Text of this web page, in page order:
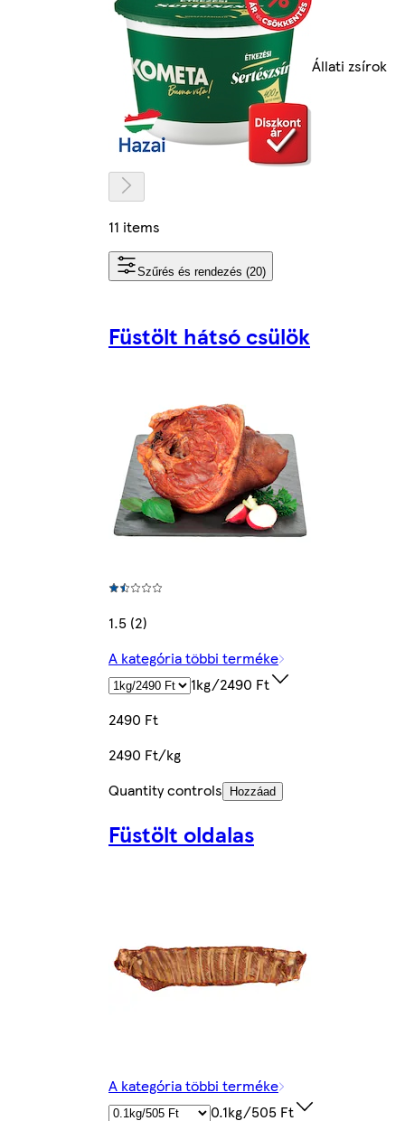
Állati zsírok
11 items
Szűrés és rendezés (20)
Füstölt hátsó csülök
1.5 (2)
A kategória többi terméke
1kg/2490 Ft
2490 Ft
2490 Ft/kg
Quantity controls
Hozzáad
Füstölt oldalas
A kategória többi terméke
0.1kg/505 Ft